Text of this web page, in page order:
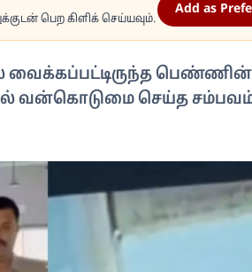
பெற கிளிக் செய்யவும்.
Add as
பெண்ணின்
வன்கொடுமை செய்த சம்பவம்